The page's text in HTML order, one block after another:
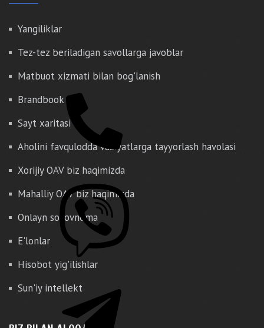
Yangiliklar
Tez-tez beriladigan savollarga javoblar
Matbuot xizmati bilan bog'lanish
Brandbook
Sayt xaritasi
Aholini favqulodda vaziyatlarga tayyorlash havolasi
Xorijiy OAV biz haqimizda
Mahalliy OAV biz haqimizda
Onlayn so'rovnoma
E'lonlar
Hisobot yig'ilishlar
Sun'iy intellekt